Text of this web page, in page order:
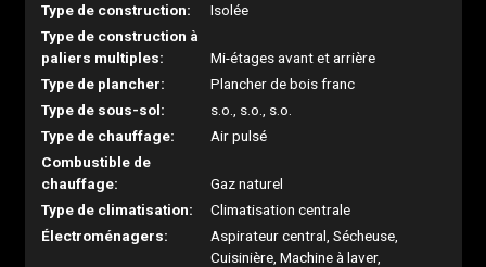
Type de construction:
Isolée
Type de construction à
paliers multiples:
Mi-étages avant et arrière
Type de plancher:
Plancher de bois franc
Type de sous-sol:
s.o., s.o., s.o.
Type de chauffage:
Air pulsé
Combustible de
chauffage:
Gaz naturel
Type de climatisation:
Climatisation centrale
Électroménagers:
Aspirateur central, Sécheuse,
Cuisinière, Machine à laver,